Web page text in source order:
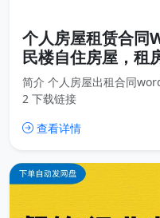
个人房屋租赁合同
民楼自住房屋，租
简介 个人房屋出租合同
2 下载链接
查看详情